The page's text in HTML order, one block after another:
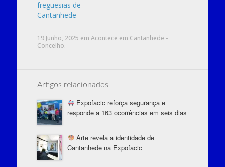
freguesias de
Cantanhede
19 Junho, 2025 em Acontece em Cantanhede -
Concelho.
Artigos relacionados
Expofacic reforça segurança e
responde a 163 ocorrências em seis dias
Arte revela a identidade de
Cantanhede na Expofacic